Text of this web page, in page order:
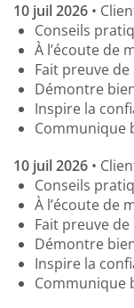
10 juil 2026 •
Conseils
À l’écoute de
Fait preuve
Démontre
Inspire la
Communique
10 juil 2026 •
Conseils
À l’écoute de
Fait preuve
Démontre
Inspire la
Communique